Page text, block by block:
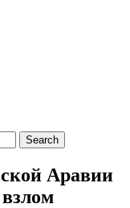
Search
Аравии